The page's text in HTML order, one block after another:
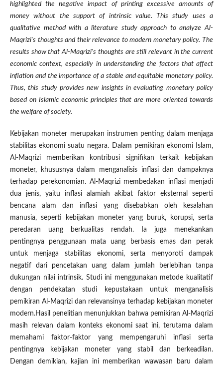
highlighted the negative impact of printing excessive amounts of
money without the support of intrinsic value. This study uses a
qualitative method with a literature study approach to analyze Al-
Maqrizi's thoughts and their relevance to modern monetary policy. The
results show that Al-Maqrizi's thoughts are still relevant in the current
economic context, especially in understanding the factors that affect
inflation and the importance of a stable and equitable monetary policy.
Thus, this study provides new insights in evaluating monetary policy
based on Islamic economic principles that are more oriented towards
the welfare of society.
Kebijakan moneter merupakan instrumen penting dalam menjaga
stabilitas ekonomi suatu negara. Dalam pemikiran ekonomi Islam,
Al-Maqrizi memberikan kontribusi signifikan terkait kebijakan
moneter, khususnya dalam menganalisis inflasi dan dampaknya
terhadap perekonomian. Al-Maqrizi membedakan inflasi menjadi
dua jenis, yaitu inflasi alamiah akibat faktor eksternal seperti
bencana alam dan inflasi yang disebabkan oleh kesalahan
manusia, seperti kebijakan moneter yang buruk, korupsi, serta
peredaran uang berkualitas rendah. Ia juga menekankan
pentingnya penggunaan mata uang berbasis emas dan perak
untuk menjaga stabilitas ekonomi, serta menyoroti dampak
negatif dari pencetakan uang dalam jumlah berlebihan tanpa
dukungan nilai intrinsik. Studi ini menggunakan metode kualitatif
dengan pendekatan studi kepustakaan untuk menganalisis
pemikiran Al-Maqrizi dan relevansinya terhadap kebijakan moneter
modern.Hasil penelitian menunjukkan bahwa pemikiran Al-Maqrizi
masih relevan dalam konteks ekonomi saat ini, terutama dalam
memahami faktor-faktor yang mempengaruhi inflasi serta
pentingnya kebijakan moneter yang stabil dan berkeadilan.
Dengan demikian, kajian ini memberikan wawasan baru dalam